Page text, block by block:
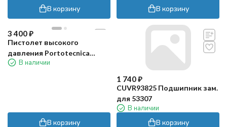
В корзину В корзину
3 400₽
Пистолет высокого
давления Portotecnica
IPIP93803
В наличии
В корзину
1 740₽
CUVR93825 Подшипник зам.
для 53307
В наличии
В корзину